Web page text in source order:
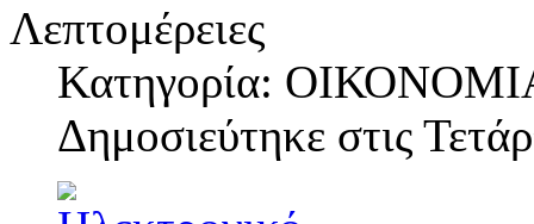
Λεπτομέρειες
Κατηγορία:
Δημοσιεύτηκε στις